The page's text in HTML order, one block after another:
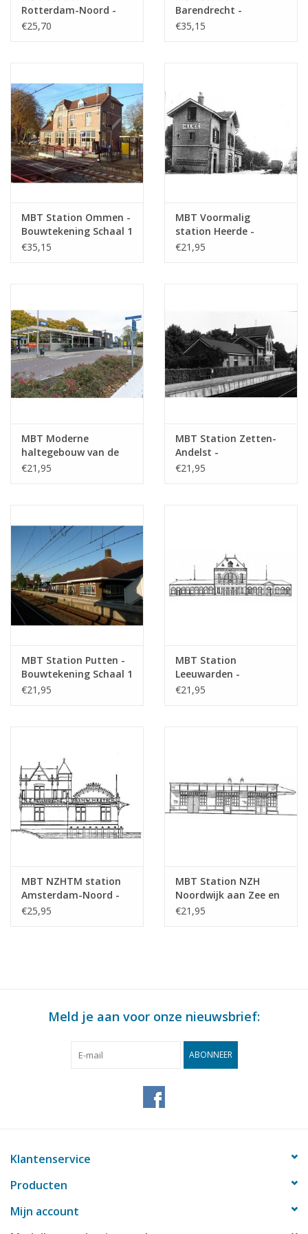
tekening
Aantal bladen A4 tekst
Bijzonderheden
dM 1977/10
Opmerkingen
Rotterdam-Noord -
Bouwtekening Schaal 1
€25,70
Barendrecht -
Bouwtekening Schaal 1
€35,15
MBT Station Ommen -
Bouwtekening Schaal 1
: 100 (30.00.003)
€35,15
MBT Voormalig
station Heerde -
Bouwtekening Schaal 1
€21,95
MBT Moderne
haltegebouw van de
NS; o.a. Geleen,
€21,95
MBT Station Zetten-
Andelst -
Bouwtekening Schaal 1
€21,95
MBT Station Putten -
Bouwtekening Schaal 1
: 87 (30.00.007)
€21,95
MBT Station
Leeuwarden -
Bouwtekening Schaal 1
€21,95
MBT NZHTM station
Amsterdam-Noord -
Bouwtekening Schaal 1
€25,95
MBT Station NZH
Noordwijk aan Zee en
diverse abri's -
€21,95
Meld je aan voor onze nieuwsbrief:
ABONNEER
Klantenservice
Producten
Mijn account